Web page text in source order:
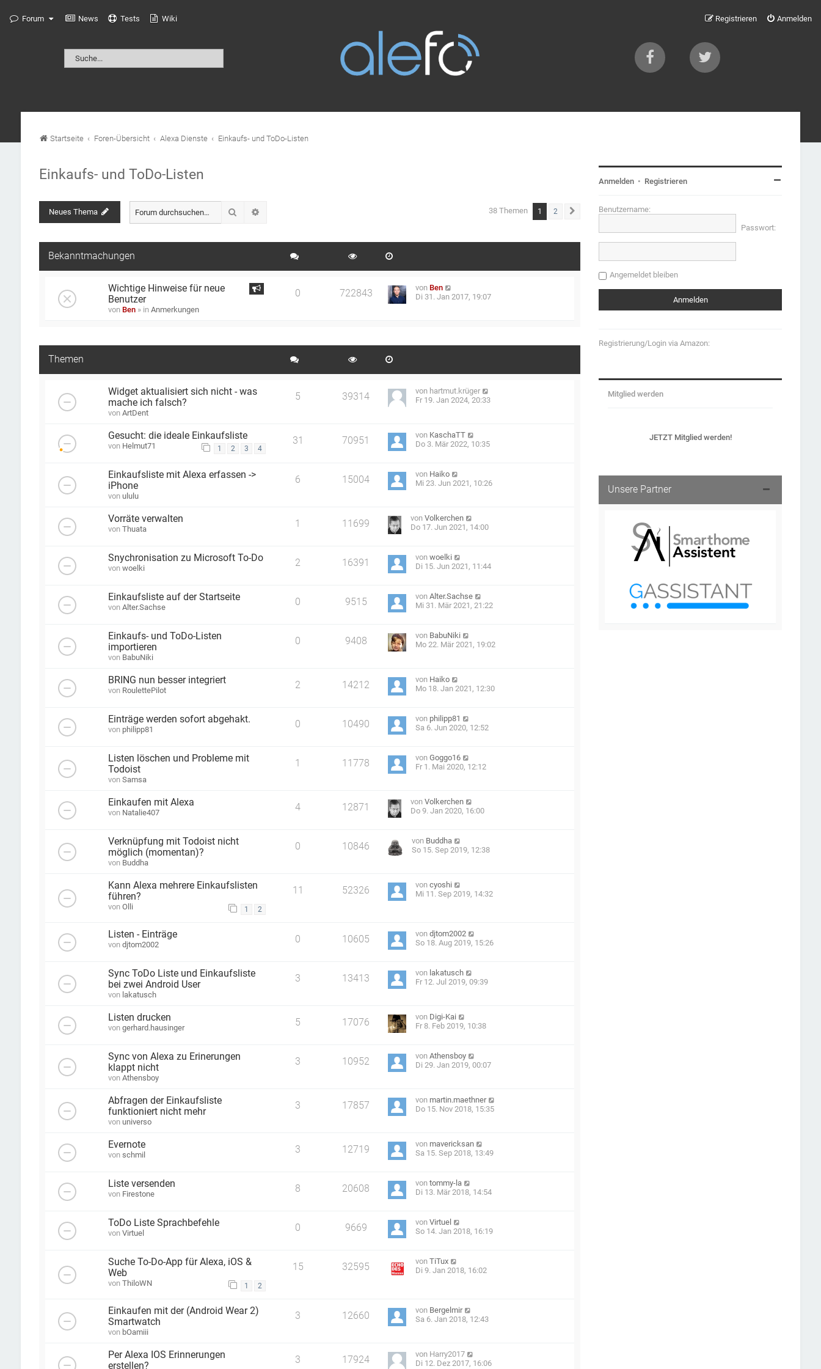
Forum News Tests Wiki Anmelden
Registrieren
Startseite Foren-Übersicht Alexa Dienste Einkaufs- und ToDo-Listen
Einkaufs- und ToDo-Listen
Neues Thema Suche 38 Themen 1 2 Nächste
Bekanntmachungen
Wichtige Hinweise für neue
Benutzer
von Ben » in Anmerkungen
0 722843
von Ben
Di 31. Jan 2017, 19:07
Themen
Widget aktualisiert sich nicht - was
mache ich falsch?
von ArtDent
5 39314
von hartmut.krüger
Fr 19. Jan 2024, 20:33
Gesucht: die ideale Einkaufsliste
von Helmut71 1 2 3 4
31 70951
von KaschaTT
Do 3. Mär 2022, 10:35
Einkaufsliste mit Alexa erfassen ->
iPhone
von ululu
6 15004
von Haiko
Mi 23. Jun 2021, 10:26
Vorräte verwalten
von Thuata 1 11699
vonVolkerchen
Do 17. Jun 2021, 14:00
Snychronisation zu Microsoft To-Do
von woelki 2 16391
vonwoelki
Di 15. Jun 2021, 11:44
Einkaufsliste auf der Startseite
von Alter.Sachse 0 9515
vonAlter.Sachse
Mi 31. Mär 2021, 21:22
Einkaufs- und ToDo-Listen
importieren
von BabuNiki
0 9408
von BabuNiki
Mo 22. Mär 2021, 19:02
BRING nun besser integriert
von RoulettePilot 2 14212
von Haiko
Mo 18. Jan 2021, 12:30
Einträge werden sofort abgehakt.
von philipp81 0 10490
von philipp81
Sa 6. Jun 2020, 12:52
Listen löschen und Probleme mit
Todoist
von Samsa
1 11778
vonGoggo16
Fr 1. Mai 2020, 12:12
Einkaufen mit Alexa
von Natalie407 4 12871
vonVolkerchen
Do 9. Jan 2020, 16:00
Verknüpfung mit Todoist nicht
möglich (momentan)?
von Buddha
0 10846
von Buddha
So 15. Sep 2019, 12:38
Kann Alexa mehrere Einkaufslisten
führen?
von Olli 1 2
11 52326
voncyoshi
Mi 11. Sep 2019, 14:32
Listen - Einträge
von djtom2002 0 10605
vondjtom2002
So 18. Aug 2019, 15:26
Sync ToDo Liste und Einkaufsliste
bei zwei Android User
von lakatusch
3 13413
von lakatusch
Fr 12. Jul 2019, 09:39
Listen drucken
von gerhard.hausinger 5 17076
von Digi-Kai
Fr 8. Feb 2019, 10:38
Sync von Alexa zu Erinerungen
klappt nicht
von Athensboy
3 10952
vonAthensboy
Di 29. Jan 2019, 00:07
Abfragen der Einkaufsliste
funktioniert nicht mehr
von universo
3 17857
von martin.maethner
Do 15. Nov 2018, 15:35
Evernote
von schmil 3 12719
von mavericksan
Sa 15. Sep 2018, 13:49
Liste versenden
von Firestone 8 20608
vontommy-la
Di 13. Mär 2018, 14:54
ToDo Liste Sprachbefehle
von Virtuel 0 9669
vonVirtuel
So 14. Jan 2018, 16:19
Suche To-Do-App für Alexa, iOS &
Web
von ThiloWN 1 2
15 32595
vonTiTux
Di 9. Jan 2018, 16:02
Einkaufen mit der (Android Wear 2)
Smartwatch
von bOamiii
3 12660
von Bergelmir
Sa 6. Jan 2018, 12:43
Per Alexa IOS Erinnerungen
erstellen?
3 17924
von Harry2017
Di 12. Dez 2017, 16:06
Anmelden • Registrieren
Benutzername:
Passwort:
Angemeldet bleiben
Registrierung/Login via Amazon:
Mitglied werden
JETZT Mitglied werden!
Unsere Partner